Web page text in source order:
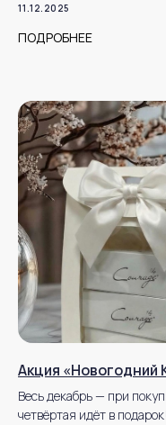
11.12.2025
ПОДРОБНЕЕ
Акция «Новогодний
Весь декабрь — при
четвёртая идёт в подарок!